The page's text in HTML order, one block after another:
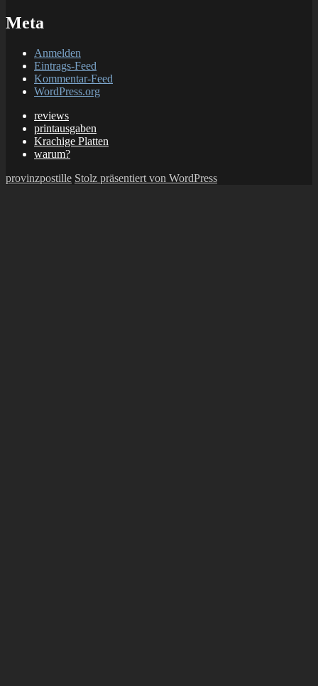
Meta
Anmelden
Eintrags-Feed
Kommentar-Feed
WordPress.org
reviews
printausgaben
Krachige Platten
warum?
provinzpostille Stolz präsentiert von WordPress